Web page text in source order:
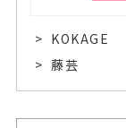
KOKAGE
藤芸